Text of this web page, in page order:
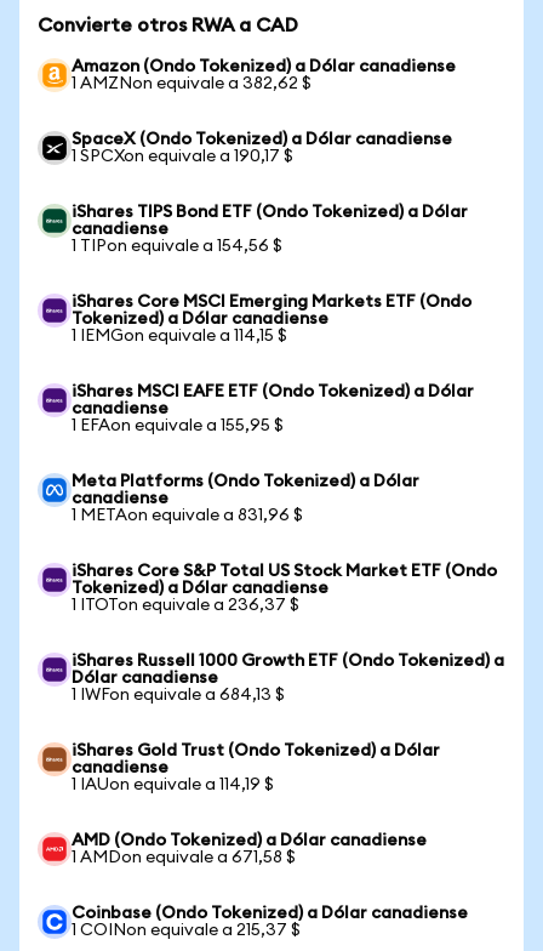
Convierte otros RWA a CAD
Amazon (Ondo Tokenized) a Dólar canadiense
1 AMZNon equivale a 382,62 $
SpaceX (Ondo Tokenized) a Dólar canadiense
1 SPCXon equivale a 190,17 $
iShares TIPS Bond ETF (Ondo Tokenized) a Dólar
canadiense
1 TIPon equivale a 154,56 $
iShares Core MSCI Emerging Markets ETF (Ondo
Tokenized) a Dólar canadiense
1 IEMGon equivale a 114,15 $
iShares MSCI EAFE ETF (Ondo Tokenized) a Dólar
canadiense
1 EFAon equivale a 155,95 $
Meta Platforms (Ondo Tokenized) a Dólar
canadiense
1 METAon equivale a 831,96 $
iShares Core S&P Total US Stock Market ETF (Ondo
Tokenized) a Dólar canadiense
1 ITOTon equivale a 236,37 $
iShares Russell 1000 Growth ETF (Ondo Tokenized) a
Dólar canadiense
1 IWFon equivale a 684,13 $
iShares Gold Trust (Ondo Tokenized) a Dólar
canadiense
1 IAUon equivale a 114,19 $
AMD (Ondo Tokenized) a Dólar canadiense
1 AMDon equivale a 671,58 $
Coinbase (Ondo Tokenized) a Dólar canadiense
1 COINon equivale a 215,37 $